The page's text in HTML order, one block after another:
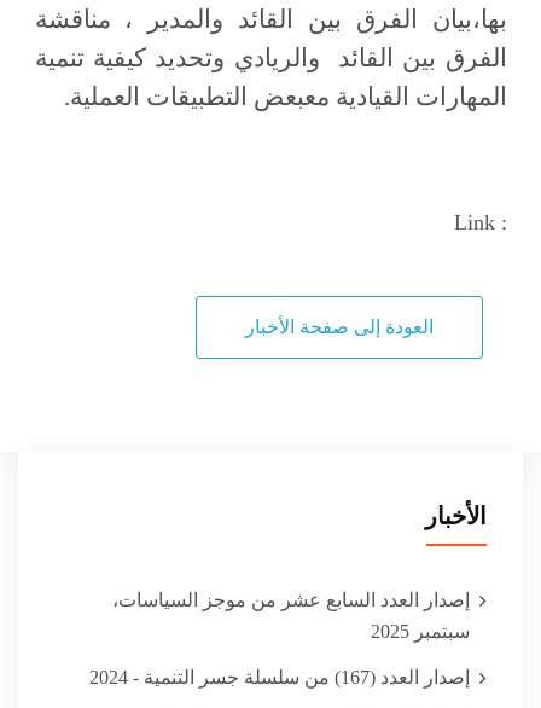
بها،بيان الفرق بين القائد والمدير ، مناقشة
الفرق بين القائد
والريادي وتحديد كيفية تنمية
المهارات القيادية معبعض التطبيقات العملية.
Link :
العودة إلى صفحة الأخبار
الأخبار
إصدار العدد السابع عشر من موجز السياسات،
سبتمبر 2025
إصدار العدد (167) من سلسلة جسر التنمية - 2024